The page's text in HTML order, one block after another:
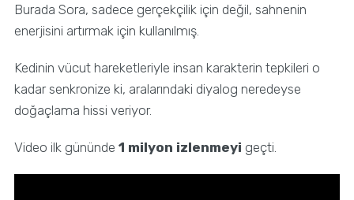
Burada Sora, sadece gerçekçilik için değil, sahnenin
enerjisini artırmak için kullanılmış.
Kedinin vücut hareketleriyle insan karakterin tepkileri o
kadar senkronize ki, aralarındaki diyalog neredeyse
doğaçlama hissi veriyor.
Video ilk gününde 1 milyon izlenmeyi geçti.